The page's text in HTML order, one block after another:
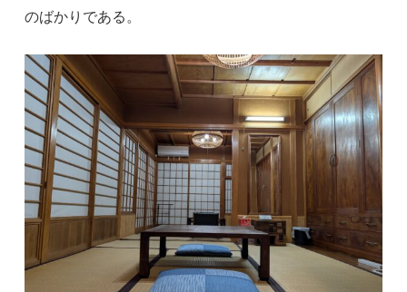
のばかりである。